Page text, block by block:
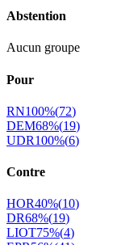
Abstention
Aucun groupe
Pour
RN100%(72)
DEM68%(19)
UDR100%(6)
Contre
HOR40%(10)
DR68%(19)
LIOT75%(4)